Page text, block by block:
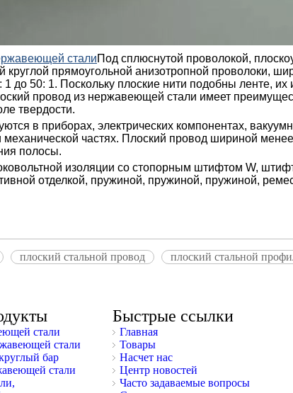
сталиПод сплюснутой проволокой,
круглой прямоугольной анизотропной проволоки,
50: 1. Поскольку плоские нити подобны ленте, их
провод из нержавеющей стали имеет
твердости.
в приборах, электрических компонентах,
частях. Плоский провод шириной менее
полосы.
изоляции со стопорным штифтом W,
отделкой, пружиной, пружиной, пружиной,
плоский стальной провод плоский стальной
стали
стали
бар
стали
Быстрые ссылки
Главная
Товары
Насчет нас
Центр новостей
Часто задаваемые вопросы